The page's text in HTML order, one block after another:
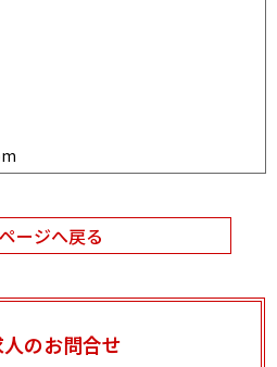
ージへ戻る
人のお問合せ